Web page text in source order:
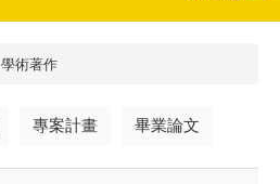
學術著作
專案計畫 畢業論文